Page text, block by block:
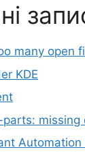
many open
KDE
missing
Automation